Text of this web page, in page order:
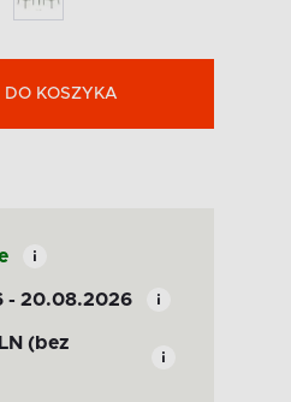
DO KOSZYKA
- 20.08.2026
(bez